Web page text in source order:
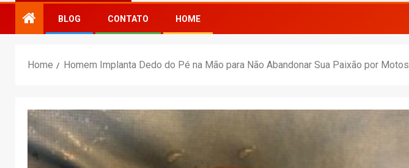
BLOG CONTATO HOME
Home Homem Implanta Dedo do Pé na Mão para Não Abandonar Sua Paixão por Motos